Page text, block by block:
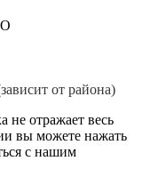
от района)
не отражает весь
вы можете нажать
с нашим